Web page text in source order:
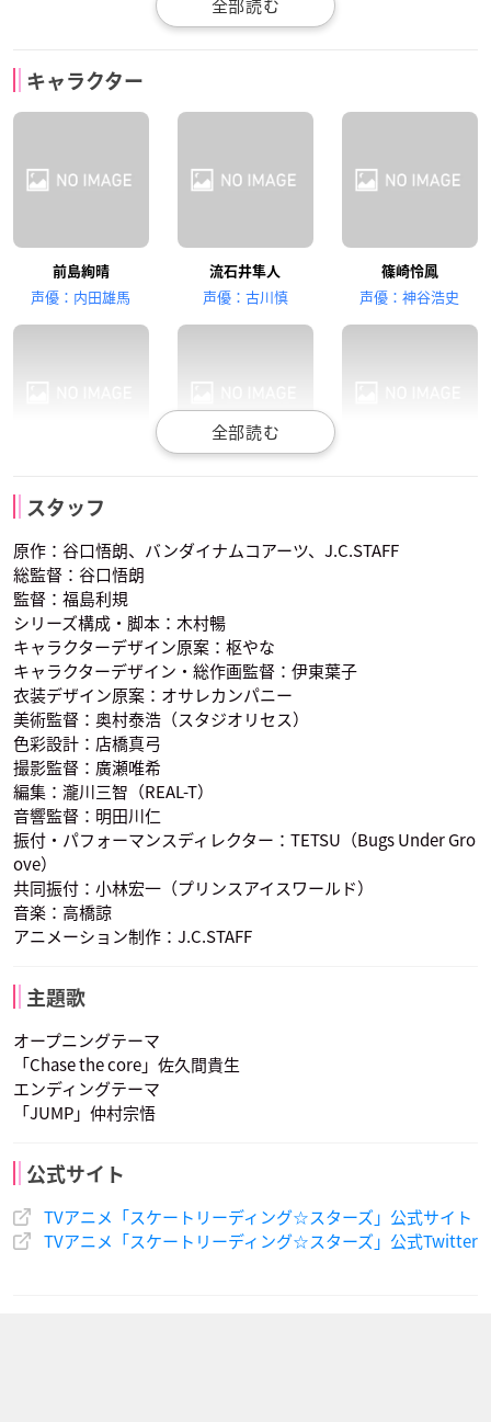
寺内正太郎
土田玲央
望月暁光
千葉翔也
城ノ内颯太
佐藤元
窪田智之
姫川泉澄
斉藤壮馬
久遠寺夢空
野島裕史
石川一
キャラクター
前島絢晴
声優：内田雄馬
流石井隼人
声優：古川慎
篠崎怜鳳
声優：神谷浩史
声優：日野聡
望月暁光
声優：土田玲央
城ノ内颯太
声優：千葉翔也
姫川泉澄
声優：梅原裕一郎 声優：小野友樹
久遠寺夢空
スタッフ
原作：谷口悟朗、バンダイナムコアーツ、J.C.STAFF
総監督：谷口悟朗
監督：福島利規
シリーズ構成・脚本：木村暢
キャラクターデザイン原案：枢やな
キャラクターデザイン・総作画監督：伊東葉子
衣装デザイン原案：オサレカンパニー
美術監督：奥村泰浩（スタジオリセス）
色彩設計：店橋真弓
撮影監督：廣瀬唯希
編集：瀧川三智（REAL-T）
音響監督：明田川仁
振付・パフォーマンスディレクター：TETSU（Bugs Under Gro
ove）
共同振付：小林宏一（プリンスアイスワールド）
音楽：高橋諒
アニメーション制作：J.C.STAFF
主題歌
オープニングテーマ
「Chase the core」佐久間貴生
エンディングテーマ
「JUMP」仲村宗悟
公式サイト
TVアニメ「スケートリーディング☆スターズ」公式サイト
TVアニメ「スケートリーディング☆スターズ」公式Twitter